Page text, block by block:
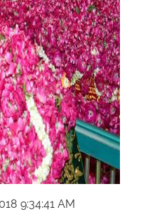
9:34:41 AM